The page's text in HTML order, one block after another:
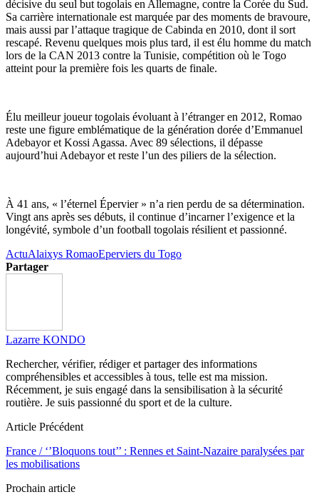
décisive du seul but togolais en Allemagne, contre la Corée du Sud.
Sa carrière internationale est marquée par des moments de bravoure,
mais aussi par l’attaque tragique de Cabinda en 2010, dont il sort
rescapé. Revenu quelques mois plus tard, il est élu homme du match
lors de la CAN 2013 contre la Tunisie, compétition où le Togo
atteint pour la première fois les quarts de finale.
Élu meilleur joueur togolais évoluant à l’étranger en 2012, Romao
reste une figure emblématique de la génération dorée d’Emmanuel
Adebayor et Kossi Agassa. Avec 89 sélections, il dépasse
aujourd’hui Adebayor et reste l’un des piliers de la sélection.
À 41 ans, « l’éternel Épervier » n’a rien perdu de sa détermination.
Vingt ans après ses débuts, il continue d’incarner l’exigence et la
longévité, symbole d’un football togolais résilient et passionné.
ActuAlaixys RomaoEperviers du Togo
Partager
Lazarre KONDO
Rechercher, vérifier, rédiger et partager des informations
compréhensibles et accessibles à tous, telle est ma mission.
Récemment, je suis engagé dans la sensibilisation à la sécurité
routière. Je suis passionné du sport et de la culture.
Article Précédent
France / ‘’Bloquons tout’’ : Rennes et Saint-Nazaire paralysées par
les mobilisations
Prochain article